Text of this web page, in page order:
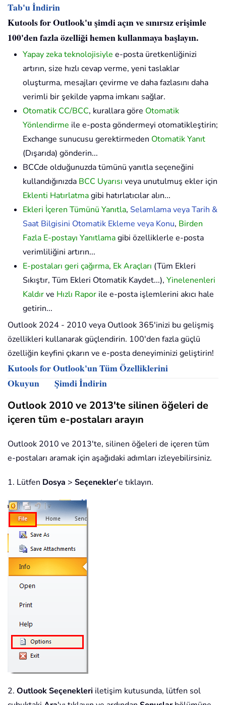
Tab'u İndirin
Kutools for Outlook'u şimdi açın ve sınırsız erişimle
100'den fazla özelliği hemen kullanmaya başlayın.
Yapay zeka teknolojisiyle e-posta üretkenliğinizi
artırın, size hızlı cevap verme, yeni taslaklar
oluşturma, mesajları çevirme ve daha fazlasını daha
verimli bir şekilde yapma imkanı sağlar.
Otomatik CC/BCC, kurallara göre Otomatik
Yönlendirme ile e-posta göndermeyi otomatikleştirin;
Exchange sunucusu gerektirmeden Otomatik Yanıt
(Dışarıda) gönderin...
BCCde olduğunuzda tümünü yanıtla seçeneğini
kullandığınızda BCC Uyarısı veya unutulmuş ekler için
Eklenti Hatırlatmagibi hatırlatıcılar alın...
Ekleri İçeren Tümünü Yanıtla, Selamlama veya Tarih &
Saat Bilgisini Otomatik Ekleme veya Konu, Birden
Fazla E-postayı Yanıtlamagibi özelliklerle e-posta
verimliliğini artırın...
E-postaları geri çağırma, Ek Araçları (Tüm Ekleri
Sıkıştır, Tüm Ekleri Otomatik Kaydet...), Yinelenenleri
Kaldırve Hızlı Rapor ile e-posta işlemlerini akıcı hale
getirin...
Outlook 2024 - 2010 veya Outlook 365'inizi bu gelişmiş
özellikleri kullanarak güçlendirin. 100'den fazla güçlü
özelliğin keyfini çıkarın ve e-posta deneyiminizi geliştirin!
Kutools for Outlook'un Tüm Özelliklerini
Okuyun
Şimdi İndirin
Outlook 2010 ve 2013'te silinen öğeleri de
içeren tüm e-postaları arayın
Outlook 2010 ve 2013'te, silinen öğeleri de içeren tüm
e-postaları aramak için aşağıdaki adımları izleyebilirsiniz.
1. Lütfen Dosya > Seçenekler'e tıklayın.
2. Outlook Seçenekleri iletişim kutusunda, lütfen sol